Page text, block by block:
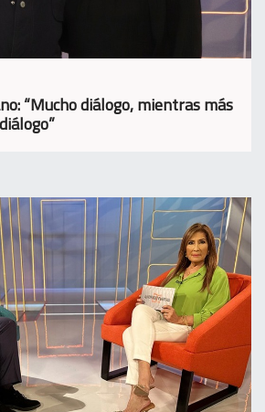
“Mucho diálogo, mientras más